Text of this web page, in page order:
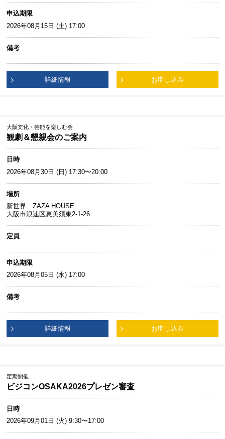
申込期限
2026年08月15日 (土) 17:00
備考
詳細情報 お申し込み
大阪文化・芸能を楽しむ会
観劇＆懇親会のご案内
日時
2026年08月30日 (日) 17:30〜20:00
場所
新世界 ZAZA HOUSE
大阪市浪速区恵美須東2-1-26
定員
申込期限
2026年08月05日 (水) 17:00
備考
詳細情報 お申し込み
定期開催
ビジコンOSAKA2026プレゼン審査
日時
2026年09月01日 (火) 9:30〜17:00